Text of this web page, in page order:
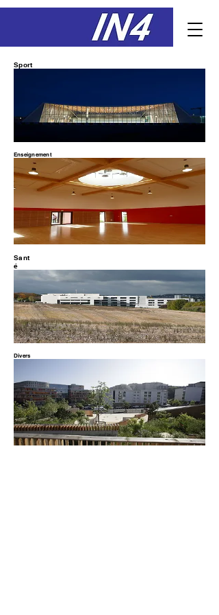
Sport
Enseignement
Sant
é
Divers